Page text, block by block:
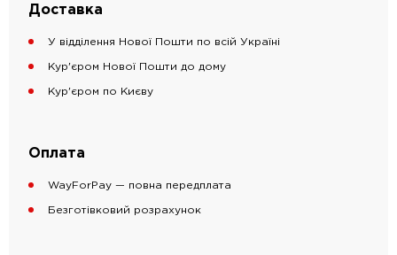
Доставка
У відділення Нової Пошти по всій Україні
Кур'єром Нової Пошти до дому
Кур'єром по Києву
Оплата
WayForPay — повна передплата
Безготівковий розрахунок